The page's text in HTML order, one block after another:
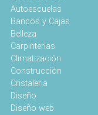
Autoescuelas
Bancos y Cajas
Belleza
Carpinterias
Climatización
Construcción
Cristaleria
Diseño
Diseño web